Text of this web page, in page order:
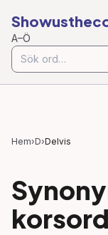
A–Ö
Hem›D›Delvis